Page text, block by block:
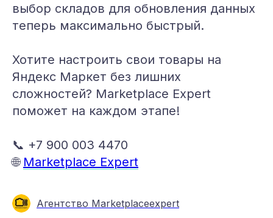
выбор складов для обновления данных
теперь максимально быстрый.
Хотите настроить свои товары на
Яндекс Маркет без лишних
сложностей? Marketplace Expert
поможет на каждом этапе!
📞 +7 900 003 4470
🌐 Marketplace Expert
Агентство Marketplaceexpert